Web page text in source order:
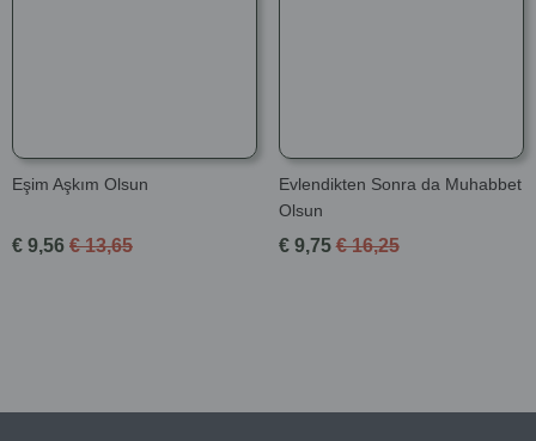
Eşim Aşkım Olsun
€ 9,56 € 13,65
Evlendikten Sonra da Muhabbet
Olsun
€ 9,75 € 16,25